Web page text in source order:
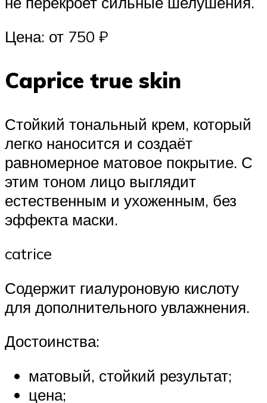
Цена: от 750 ₽
Caprice true skin
Стойкий тональный крем, который
легко наносится и создаёт
равномерное матовое покрытие. С
этим тоном лицо выглядит
естественным и ухоженным, без
эффекта маски.
catrice
Содержит гиалуроновую кислоту
для дополнительного увлажнения.
Достоинства:
матовый, стойкий результат;
цена;